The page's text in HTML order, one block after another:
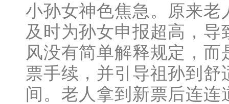
小孙女神色焦急。原来
及时为孙女申报超高，
风没有简单解释规定，
票手续，并引导祖孙到
间。老人拿到新票后连连